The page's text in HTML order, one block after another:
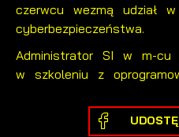
czerwcu wezmą udział
cyberbezpieczeństwa.
Administrator SI w m-cu
w szkoleniu z